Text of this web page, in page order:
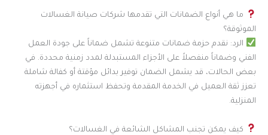
ما هي أنواع الضمانات التي تقدمها شركات صيانة الغسالات
الموثوقة؟
الرد: نقدم حزمة ضمانات متنوعة تشمل ضماناً على جودة العمل
الفني وضماناً منفصلاً على الأجزاء المستبدلة لمدد زمنية محددة. في
بعض الحالات، قد يشمل الضمان توفير بدائل مؤقتة أو كفالة شاملة
تعزز ثقة العميل في الخدمة المقدمة وتحفظ استثماره في أجهزته
المنزلية.
كيف يمكن تجنب المشاكل الشائعة في الغسالات؟